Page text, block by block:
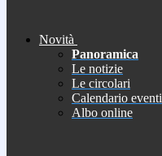
Novità
Panoramica
Le notizie
Le circolari
Calendario eventi
Albo online